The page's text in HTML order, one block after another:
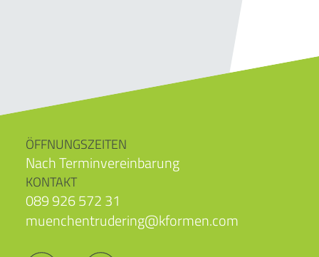
ÖFFNUNGSZEITEN
Nach Terminvereinbarung
KONTAKT
089 926 572 31
muenchentrudering@kformen.com